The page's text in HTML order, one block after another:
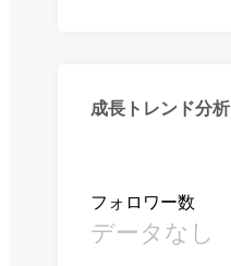
成長トレンド分析
フォロワー数
データなし